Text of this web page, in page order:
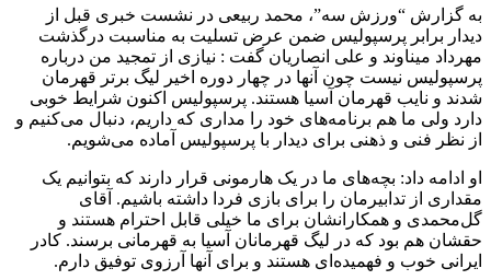
به گزارش “ورزش سه”، محمد ربیعی در نشست خبری قبل از
دیدار برابر پرسپولیس ضمن عرض تسلیت به مناسبت درگذشت
مهرداد میناوند و علی انصاریان گفت : نیازی از تمجید من درباره
پرسپولیس نیست چون آنها در چهار دوره اخیر لیگ برتر قهرمان
شدند و نایب قهرمان آسیا هستند. پرسپولیس اکنون شرایط خوبی
دارد ولی ما هم برنامه‌های خود را مداری که داریم، دنبال می‌کنیم و
از نظر فنی و ذهنی برای دیدار با پرسپولیس آماده می‌شویم.
او ادامه داد: بچه‌های ما در یک هارمونی قرار دارند که بتوانیم یک
مقداری از تدابیرمان را برای بازی فردا داشته باشیم. آقای
گل‌محمدی و همکارانشان برای ما خیلی قابل احترام هستند و
حقشان هم بود که در لیگ قهرمانان آسیا به قهرمانی برسند. کادر
ایرانی خوب و فهمیده‌ای هستند و برای آنها آرزوی توفیق دارم.